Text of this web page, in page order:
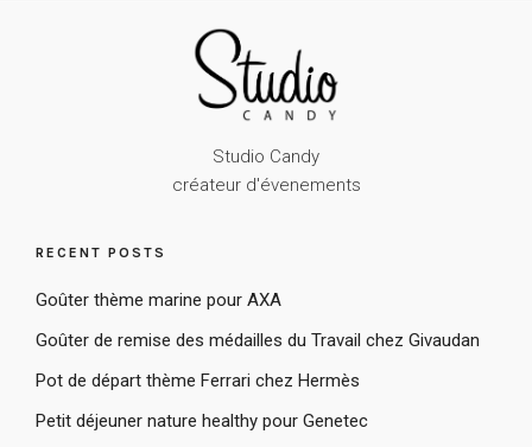
Studio Candy
créateur d'évenements
RECENT POSTS
Goûter thème marine pour AXA
Goûter de remise des médailles du Travail chez Givaudan
Pot de départ thème Ferrari chez Hermès
Petit déjeuner nature healthy pour Genetec